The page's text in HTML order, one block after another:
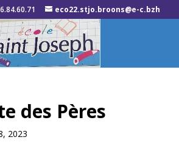
eco22.stjo.broons@e-c.bzh
des Pères
2023